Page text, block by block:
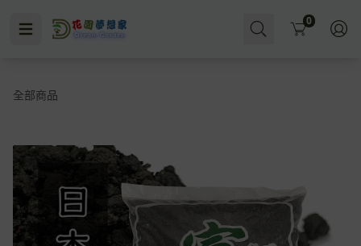
Cart0
全部商品